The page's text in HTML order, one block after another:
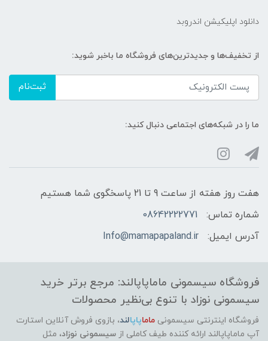
دانلود اپلیکیشن اندروبد
از تخفیف‌ها و جدیدترین‌های فروشگاه ما باخبر شوید:
ثبت‌نام
ما را در شبکه‌های اجتماعی دنبال کنید:
هفت روز هفته از ساعت 9 تا 21 پاسخگوی شما هستیم
شماره تماس:
08642222771
آدرس ایمیل:
Info@mamapapaland.ir
فروشگاه سیسمونی ماماپاپالند: مرجع برتر خرید
سیسمونی نوزاد با تنوع بی‌نظیر محصولات
فروشگاه اینترنتی سیسمونی ماماپاپالند، بازوی فروش آنلاین استارت
آپ ماماپاپالند ارائه کننده طیف کاملی از سیسمونی نوزاد، مثل